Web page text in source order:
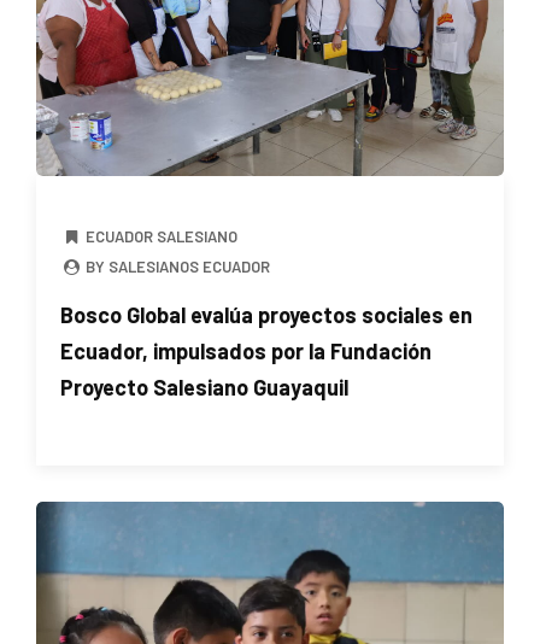
ECUADOR SALESIANO
BY SALESIANOS ECUADOR
Bosco Global evalúa proyectos sociales en
Ecuador, impulsados por la Fundación
Proyecto Salesiano Guayaquil